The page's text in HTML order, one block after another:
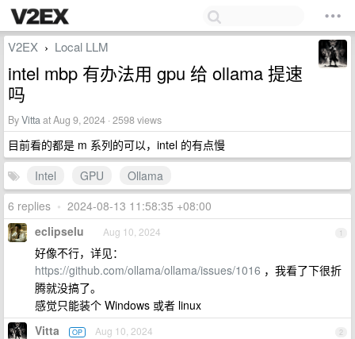
V2EX › Local LLM
intel mbp 有办法用 gpu 给 ollama 提速
吗
ByVittaat Aug 9, 2024 · 2598 views
目前看的都是 m 系列的可以，intel 的有点慢
Intel
GPU
Ollama
6 replies • 2024-08-13 11:58:35 +08:00
1
eclipselu Aug 10, 2024
好像不行，详见：
https://github.com/ollama/ollama/issues/1016 ，我看了下很折
腾就没搞了。
感觉只能装个 Windows 或者 linux
2
Vitta OP Aug 10, 2024